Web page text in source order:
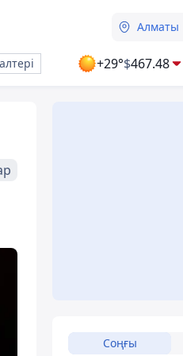
Алматы
+29°$467.48
Соңғы